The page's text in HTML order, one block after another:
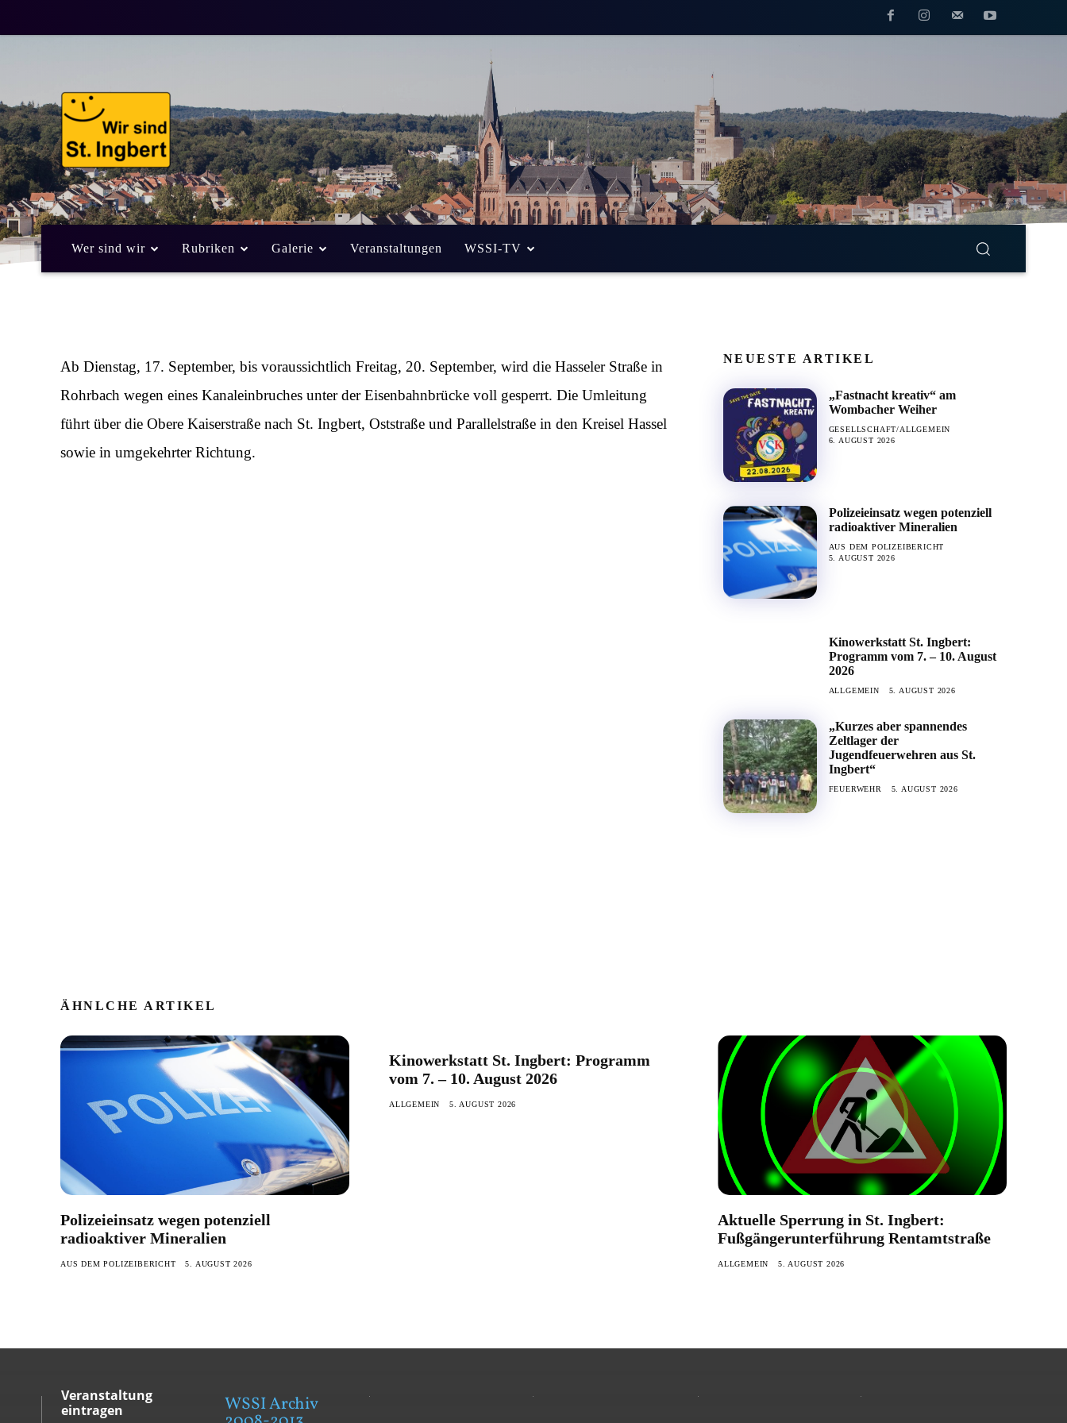
Wer sind wir Rubriken Galerie Veranstaltungen WSSI-TV
Vollsperrung Hasseler Straße
wegen Kanaleinbruch
ALLGEMEIN AUS DEM POLIZEIBERICHT 12. September 2013 Von Alexander Eich
Weniger als eineMin. Lesezeit
Ab Dienstag, 17. September, bis voraussichtlich Freitag, 20. September, wird die Hasseler Straße in
Rohrbach wegen eines Kanaleinbruches unter der Eisenbahnbrücke voll gesperrt. Die Umleitung
führt über die Obere Kaiserstraße nach St. Ingbert, Oststraße und Parallelstraße in den Kreisel Hassel
sowie in umgekehrter Richtung.
NEUESTE ARTIKEL
„Fastnacht kreativ“ am
Wombacher Weiher
GESELLSCHAFT/ALLGEMEIN
6. AUGUST 2026
Polizeieinsatz wegen potenziell
radioaktiver Mineralien
AUS DEM POLIZEIBERICHT
5. AUGUST 2026
Kinowerkstatt St. Ingbert:
Programm vom 7. – 10. August
2026
ALLGEMEIN 5. AUGUST 2026
„Kurzes aber spannendes
Zeltlager der
Jugendfeuerwehren aus St.
Ingbert“
FEUERWEHR 5. AUGUST 2026
ÄHNLCHE ARTIKEL
Polizeieinsatz wegen potenziell
radioaktiver Mineralien
AUS DEM POLIZEIBERICHT 5. AUGUST 2026
Kinowerkstatt St. Ingbert: Programm
vom 7. – 10. August 2026
ALLGEMEIN 5. AUGUST 2026
Aktuelle Sperrung in St. Ingbert:
Fußgängerunterführung Rentamtstraße
ALLGEMEIN 5. AUGUST 2026
Veranstaltung
eintragen
WSSI Archiv